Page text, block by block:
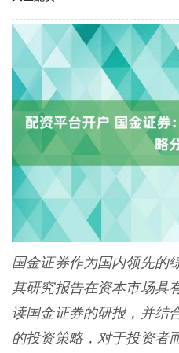
国金证券作为国内领先的
其研究报告在资本市场具
读国金证券的研报，并结
的投资策略，对于投资者